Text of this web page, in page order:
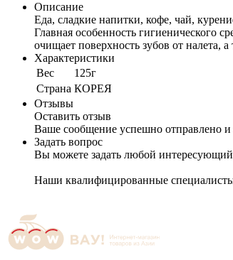
Описание
Еда, сладкие напитки, кофе, чай,
Главная особенность гигиенического
очищает поверхность зубов от
Характеристики
Вес
125г
Cтрана КОРЕЯ
Отзывы
Оставить отзыв
Ваше сообщение успешно отправлено
Задать вопрос
Вы можете задать любой интересующий
Наши квалифицированные специалисты